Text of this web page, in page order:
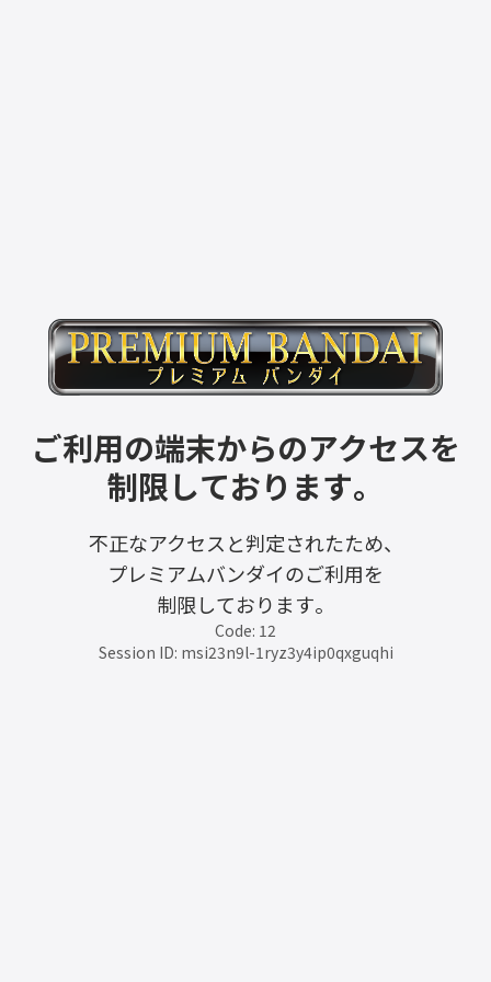
ご利用の端末からのアクセスを
制限しております。
不正なアクセスと判定されたため、
プレミアムバンダイのご利用を
制限しております。
Code: 12
Session ID: msi23n9l-1ryz3y4ip0qxguqhi